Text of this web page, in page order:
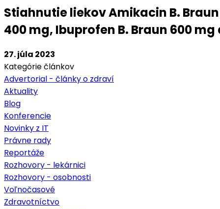
Stiahnutie liekov Amikacin B.
400 mg, Ibuprofen B. Braun 600
27. júla 2023
Kategórie článkov
Advertorial - články o zdraví
Aktuality
Blog
Konferencie
Novinky z IT
Právne rady
Reportáže
Rozhovory - lekárnici
Rozhovory - osobnosti
Voľnočasové
Zdravotníctvo